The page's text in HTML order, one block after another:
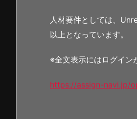
人材要件としては、
以上となっています。
※全文表示にはログイン
https://assign-navi.jp/